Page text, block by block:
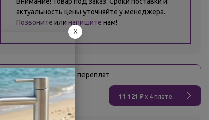
актуальность цены уточняйте у менеджера.
Позвоните или напишите нам!
Оплати без переплат
11 121 ₽x 4 платежа
X